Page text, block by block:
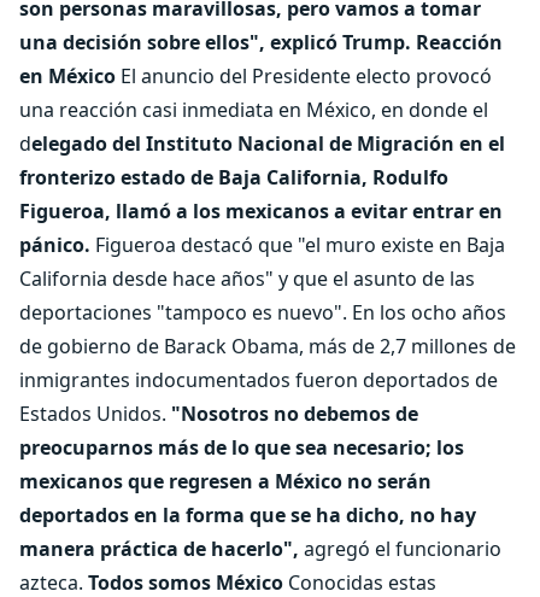
son personas maravillosas, pero vamos a tomar
una decisión sobre ellos", explicó Trump. Reacción
en México El anuncio del Presidente electo provocó
una reacción casi inmediata en México, en donde el
delegado del Instituto Nacional de Migración en el
fronterizo estado de Baja California, Rodulfo
Figueroa, llamó a los mexicanos a evitar entrar en
pánico. Figueroa destacó que "el muro existe en Baja
California desde hace años" y que el asunto de las
deportaciones "tampoco es nuevo". En los ocho años
de gobierno de Barack Obama, más de 2,7 millones de
inmigrantes indocumentados fueron deportados de
Estados Unidos. "Nosotros no debemos de
preocuparnos más de lo que sea necesario; los
mexicanos que regresen a México no serán
deportados en la forma que se ha dicho, no hay
manera práctica de hacerlo", agregó el funcionario
azteca. Todos somos México Conocidas estas